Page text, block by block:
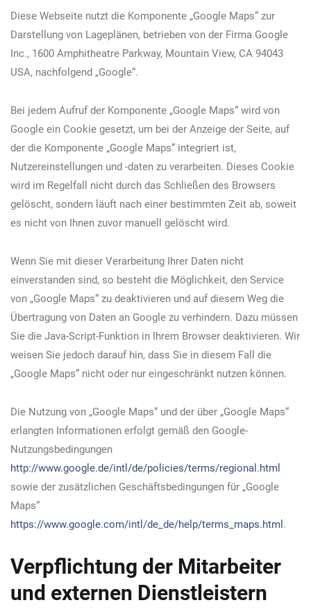
Diese Webseite nutzt die Komponente „Google Maps“ zur
Darstellung von Lageplänen, betrieben von der Firma Google
Inc., 1600 Amphitheatre Parkway, Mountain View, CA 94043
USA, nachfolgend „Google“.
Bei jedem Aufruf der Komponente „Google Maps“ wird von
Google ein Cookie gesetzt, um bei der Anzeige der Seite, auf
der die Komponente „Google Maps“ integriert ist,
Nutzereinstellungen und -daten zu verarbeiten. Dieses Cookie
wird im Regelfall nicht durch das Schließen des Browsers
gelöscht, sondern läuft nach einer bestimmten Zeit ab, soweit
es nicht von Ihnen zuvor manuell gelöscht wird.
Wenn Sie mit dieser Verarbeitung Ihrer Daten nicht
einverstanden sind, so besteht die Möglichkeit, den Service
von „Google Maps“ zu deaktivieren und auf diesem Weg die
Übertragung von Daten an Google zu verhindern. Dazu müssen
Sie die Java-Script-Funktion in Ihrem Browser deaktivieren. Wir
weisen Sie jedoch darauf hin, dass Sie in diesem Fall die
„Google Maps“ nicht oder nur eingeschränkt nutzen können.
Die Nutzung von „Google Maps“ und der über „Google Maps“
erlangten Informationen erfolgt gemäß den Google-
Nutzungsbedingungen
http://www.google.de/intl/de/policies/terms/regional.html
sowie der zusätzlichen Geschäftsbedingungen für „Google
Maps“
https://www.google.com/intl/de_de/help/terms_maps.html .
Verpflichtung der Mitarbeiter
und externen Dienstleistern